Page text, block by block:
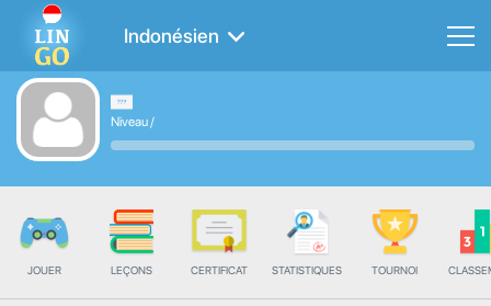
Indonésien
Niveau/
JOUER LEÇONS CERTIFICAT STATISTIQUES TOURNOI